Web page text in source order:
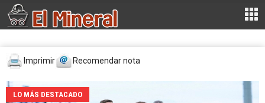
Imprimir Recomendar nota
LO MÁS DESTACADO